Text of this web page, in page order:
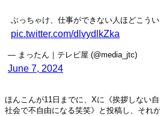
ぶっちゃけ、仕事ができない人ほどこうい
pic.twitter.com/dlvydlkZka
— まったん｜テレビ屋 (@media_jtc)
June 7, 2024
ほんこんが11日までに、Xに《挨拶しない
社会で不自由になる笑笑》と投稿し、それ